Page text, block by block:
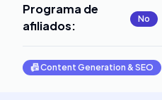
Programa de
afiliados: No
📠Content Generation & SEO